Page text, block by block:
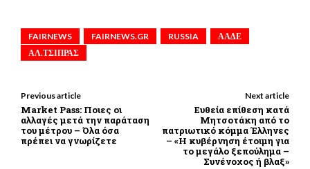
FAIRNEWS FAIRNEWS.GR RUSSIA
ΑΑΔΕ
ΑΛ.ΤΣΙΠΡΑΣ
Previous article
Market Pass: Ποιες οι
αλλαγές μετά την παράταση
του μέτρου – Όλα όσα
πρέπει να γνωρίζετε
Next article
Ευθεία επίθεση κατά
Μητσοτάκη από το
πατριωτικό κόμμα Έλληνες
– «Η κυβέρνηση έτοιμη για
το μεγάλο ξεπούλημα –
Συνένοχος ή βλαξ»